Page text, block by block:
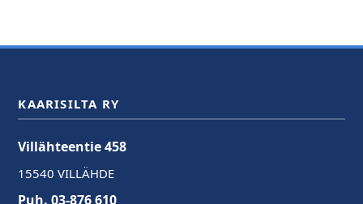
KAARISILTA RY
Villähteentie 458
15540 VILLÄHDE
Puh. 03-876 610